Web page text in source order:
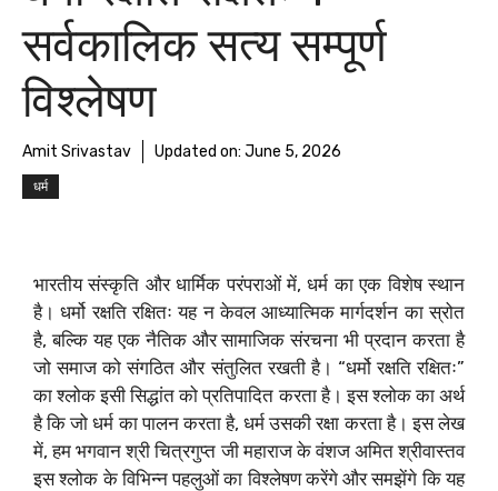
सर्वकालिक सत्य सम्पूर्ण
विश्लेषण
Amit Srivastav Updated on: June 5, 2026
धर्म
भारतीय संस्कृति और धार्मिक परंपराओं में, धर्म का एक विशेष स्थान
है। धर्मो रक्षति रक्षितः यह न केवल आध्यात्मिक मार्गदर्शन का स्रोत
है, बल्कि यह एक नैतिक और सामाजिक संरचना भी प्रदान करता है
जो समाज को संगठित और संतुलित रखती है। “धर्मो रक्षति रक्षितः”
का श्लोक इसी सिद्धांत को प्रतिपादित करता है। इस श्लोक का अर्थ
है कि जो धर्म का पालन करता है, धर्म उसकी रक्षा करता है। इस लेख
में, हम भगवान श्री चित्रगुप्त जी महाराज के वंशज अमित श्रीवास्तव
इस श्लोक के विभिन्न पहलुओं का विश्लेषण करेंगे और समझेंगे कि यह